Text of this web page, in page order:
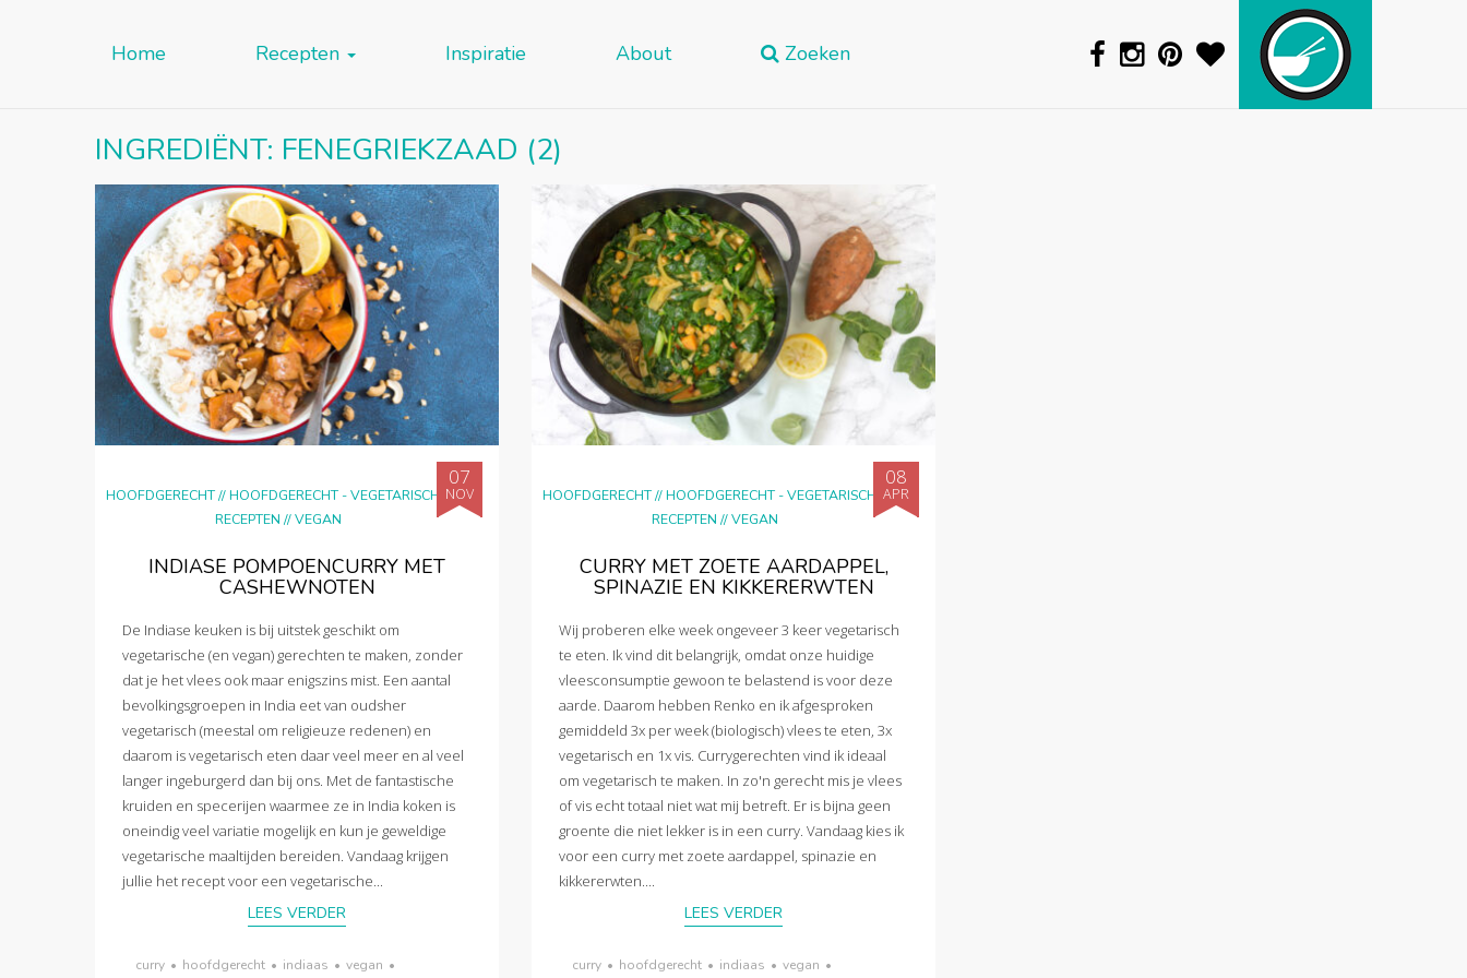
Home Recepten Inspiratie About Zoeken
INGREDIËNT: FENEGRIEKZAAD (2)
HOOFDGERECHT//HOOFDGERECHT - VEGETARISCH //
RECEPTEN //VEGAN
07
NOV
INDIASE POMPOENCURRY MET
CASHEWNOTEN
De Indiase keuken is bij uitstek geschikt om
vegetarische (en vegan) gerechten te maken, zonder
dat je het vlees ook maar enigszins mist. Een aantal
bevolkingsgroepen in India eet van oudsher
vegetarisch (meestal om religieuze redenen) en
daarom is vegetarisch eten daar veel meer en al veel
langer ingeburgerd dan bij ons. Met de fantastische
kruiden en specerijen waarmee ze in India koken is
oneindig veel variatie mogelijk en kun je geweldige
vegetarische maaltijden bereiden. Vandaag krijgen
jullie het recept voor een vegetarische...
LEES VERDER
curry • hoofdgerecht • indiaas • vegan •
HOOFDGERECHT//HOOFDGERECHT - VEGETARISCH //
RECEPTEN //VEGAN
08
APR
CURRY MET ZOETE AARDAPPEL,
SPINAZIE EN KIKKERERWTEN
Wij proberen elke week ongeveer 3 keer vegetarisch
te eten. Ik vind dit belangrijk, omdat onze huidige
vleesconsumptie gewoon te belastend is voor deze
aarde. Daarom hebben Renko en ik afgesproken
gemiddeld 3x per week (biologisch) vlees te eten, 3x
vegetarisch en 1x vis. Currygerechten vind ik ideaal
om vegetarisch te maken. In zo'n gerecht mis je vlees
of vis echt totaal niet wat mij betreft. Er is bijna geen
groente die niet lekker is in een curry. Vandaag kies ik
voor een curry met zoete aardappel, spinazie en
kikkererwten....
LEES VERDER
curry • hoofdgerecht • indiaas • vegan •